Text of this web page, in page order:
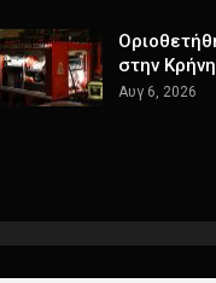
στην
Αυγ 6, 2026